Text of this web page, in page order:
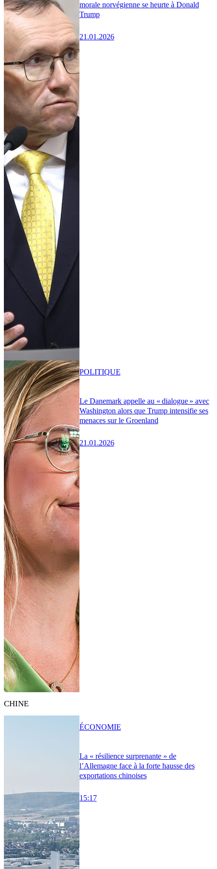
morale norvégienne se heurte à Donald
Trump
21.01.2026
Le Danemark appelle au « dialogue » avec
Washington alors que Trump intensifie ses
menaces sur le Groenland
21.01.2026
POLITIQUE
CHINE
La « résilience surprenante » de
l’Allemagne face à la forte hausse des
exportations chinoises
15:17
ÉCONOMIE